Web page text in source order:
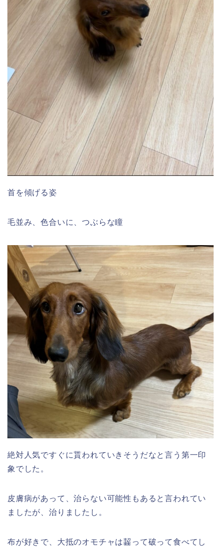
首を傾げる姿
毛並み、色合いに、つぶらな瞳
絶対人気ですぐに貰われていきそうだなと言う第一印
象でした。
皮膚病があって、治らない可能性もあると言われてい
ましたが、治りましたし。
布が好きで、大抵のオモチャは齧って破って食べてし